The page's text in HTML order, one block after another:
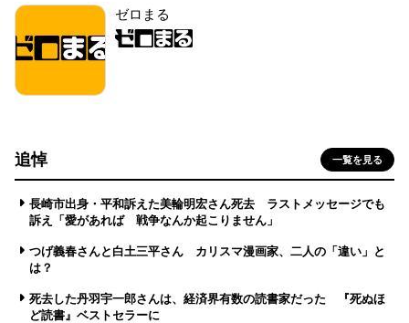
ゼロまる
追悼 一覧を見る
長崎市出身・平和訴えた美輪明宏さん死去 ラストメッセージでも
訴え「愛があれば 戦争なんか起こりません」
つげ義春さんと白土三平さん カリスマ漫画家、二人の「違い」と
は？
死去した丹羽宇一郎さんは、経済界有数の読書家だった 『死ぬほ
ど読書』ベストセラーに